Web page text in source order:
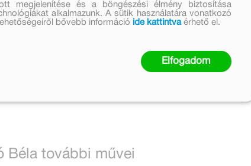
Béla további művei
megjelenítése és a böngészési élmény biztosítása
alkalmazunk. A sütik használatára vonatkozó
bővebb információ ide kattintvaérhető el.
Elfogadom